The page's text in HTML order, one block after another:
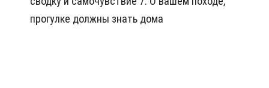
прогулке должны знать дома